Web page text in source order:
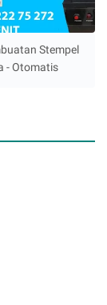
Stempel
- Otomatis